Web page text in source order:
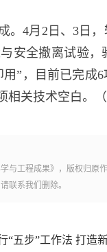
。4月2日、3日
安全撤离试验
”，目前已完成
关技术空白。（
与工程成果》，版权归原
联系我们删除。
五步”工作法 打造